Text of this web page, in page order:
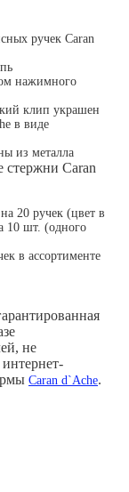
ручек Caran
нажимного
клип украшен
в виде
из металла
стержни Caran
20 ручек (цвет в
10 шт. (одного
в ассортименте
не
Caran d`Ache.